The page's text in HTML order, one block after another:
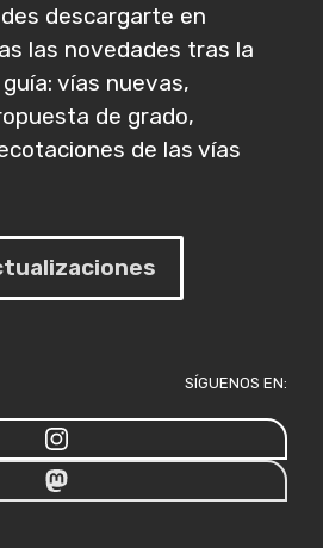
descargarte en
las novedades tras la
vías nuevas,
de grado,
de las vías
SÍGUENOS EN: